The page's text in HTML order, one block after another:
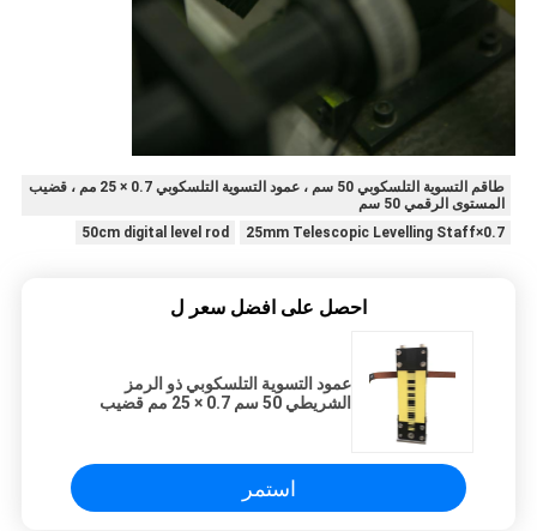
طاقم التسوية التلسكوبي 50 سم ، عمود التسوية التلسكوبي 0.7 × 25 مم ، قضيب
المستوى الرقمي 50 سم
0.7×25mm Telescopic Levelling Staff
50cm digital level rod
احصل على افضل سعر ل
عمود التسوية التلسكوبي ذو الرمز
الشريطي 50 سم 0.7 × 25 مم قضيب
استمر